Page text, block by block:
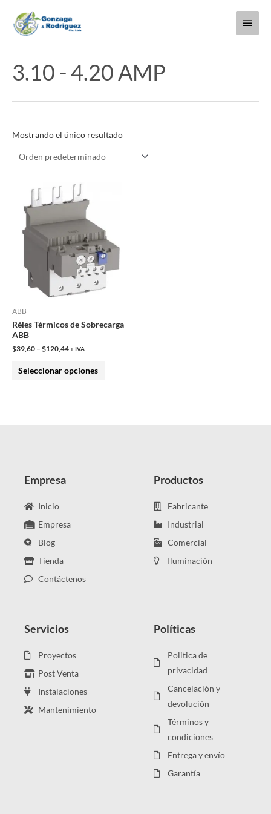
contenido
Menú
3.10 - 4.20 AMP
Mostrando el único resultado
ABB
Réles Térmicos de Sobrecarga
ABB
$39,60 – $120,44+ IVA
Seleccionar opciones
múltiples
variantes.
Las
elegir
Empresa
Inicio
Empresa
Blog
Tienda
Contáctenos
Productos
Fabricante
Industrial
Comercial
Iluminación
Servicios
Proyectos
Post Venta
Instalaciones
Mantenimiento
Políticas
Politica de
privacidad
Cancelación y
devolución
Términos y
condiciones
Entrega y envío
Garantía